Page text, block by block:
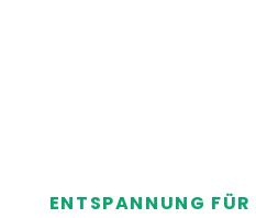
ENTSPANNUNG FÜR